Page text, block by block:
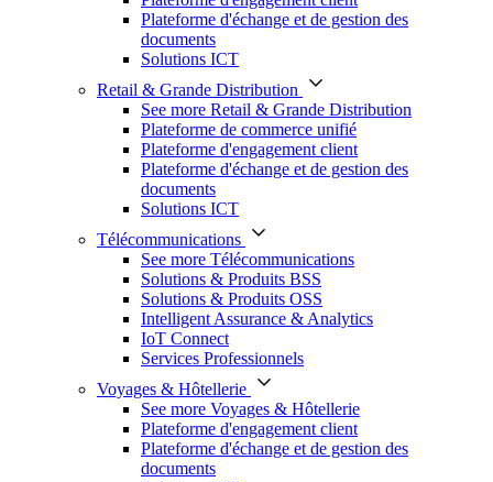
Plateforme d'échange et de gestion des
documents
Solutions ICT
Retail & Grande Distribution
See more Retail & Grande Distribution
Plateforme de commerce unifié
Plateforme d'engagement client
Plateforme d'échange et de gestion des
documents
Solutions ICT
Télécommunications
See more Télécommunications
Solutions & Produits BSS
Solutions & Produits OSS
Intelligent Assurance & Analytics
IoT Connect
Services Professionnels
Voyages & Hôtellerie
See more Voyages & Hôtellerie
Plateforme d'engagement client
Plateforme d'échange et de gestion des
documents